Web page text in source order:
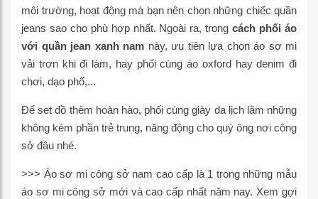
môi trường, hoạt động mà bạn nên chọn những chiếc quần
jeans sao cho phù hợp nhất. Ngoài ra, trongcách phối áo
với quần jean xanh nam này, ưu tiên lựa chọn áo sơ mi
vải trơn khi đi làm, hay phối cùng áo oxford hay denim đi
chơi, dạo phố,...
Để set đồ thêm hoàn hào, phối cùng giày da lịch lãm những
không kém phần trẻ trung, năng động cho quý ông nơi công
sở đâu nhé.
>>> Áo sơ mi công sở nam cao cấp là 1 trong những mẫu
áo sơ mi công sở mới và cao cấp nhất năm nay. Xem gợi